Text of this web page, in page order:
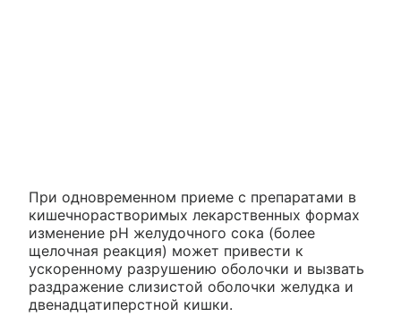
При одновременном приеме с препаратами в
кишечнорастворимых лекарственных формах
изменение pH желудочного сока (более
щелочная реакция) может привести к
ускоренному разрушению оболочки и вызвать
раздражение слизистой оболочки желудка и
двенадцатиперстной кишки.